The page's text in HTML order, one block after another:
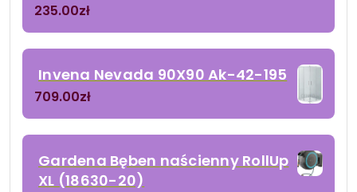
235.00zł
Invena Nevada 90X90 Ak-42-195
709.00zł
Gardena Bęben naścienny RollUp
XL (18630-20)